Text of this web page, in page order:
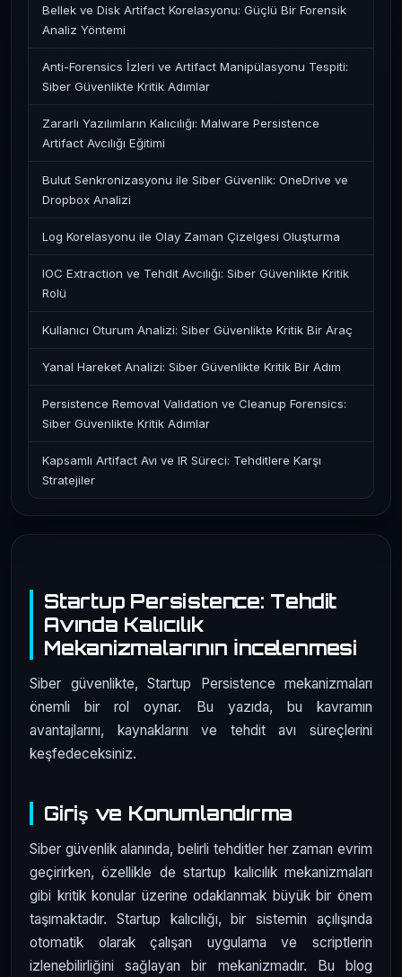
Startup Persistence: Tehdit
Avında Kalıcılık
Mekanizmalarının İncelenmesi
Siber güvenlikte, Startup Persistence mekanizmaları
önemli bir rol oynar. Bu yazıda, bu kavramın
avantajlarını, kaynaklarını ve tehdit avı süreçlerini
keşfedeceksiniz.
Giriş ve Konumlandırma
Siber güvenlik alanında, belirli tehditler her zaman evrim
geçirirken, özellikle de startup kalıcılık mekanizmaları
gibi kritik konular üzerine odaklanmak büyük bir önem
taşımaktadır. Startup kalıcılığı, bir sistemin açılışında
otomatik olarak çalışan uygulama ve scriptlerin
izlenebilirliğini sağlayan bir mekanizmadır. Bu blog
Bellek ve Disk Artifact Korelasyonu: Güçlü Bir Forensik
Analiz Yöntemi
Anti-Forensics İzleri ve Artifact Manipülasyonu Tespiti:
Siber Güvenlikte Kritik Adımlar
Zararlı Yazılımların Kalıcılığı: Malware Persistence
Artifact Avcılığı Eğitimi
Bulut Senkronizasyonu ile Siber Güvenlik: OneDrive ve
Dropbox Analizi
Log Korelasyonu ile Olay Zaman Çizelgesi Oluşturma
IOC Extraction ve Tehdit Avcılığı: Siber Güvenlikte Kritik
Rolü
Kullanıcı Oturum Analizi: Siber Güvenlikte Kritik Bir Araç
Yanal Hareket Analizi: Siber Güvenlikte Kritik Bir Adım
Persistence Removal Validation ve Cleanup Forensics:
Siber Güvenlikte Kritik Adımlar
Kapsamlı Artifact Avı ve IR Süreci: Tehditlere Karşı
Stratejiler